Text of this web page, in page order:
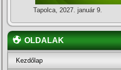
Tapolca, 2027. január 9.
OLDALAK
Kezdőlap